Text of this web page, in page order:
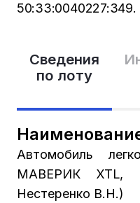
Сведения
по лоту
Автомобиль
МАВЕРИК XTL,
Нестеренко В.Н.)
50:33:0040227:349.